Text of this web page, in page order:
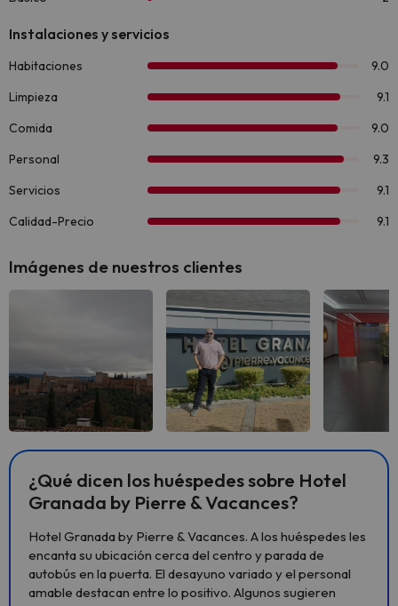
Imágenes de nuestros clientes
¿Qué dicen los huéspedes sobre Hotel
Granada by Pierre & Vacances?
Hotel Granada by Pierre & Vacances. A los huéspedes les
encanta su ubicación cerca del centro y parada de
autobús en la puerta. El desayuno variado y el personal
amable destacan entre lo positivo. Algunos sugieren